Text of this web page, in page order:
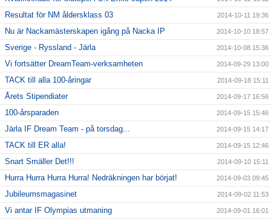
Resultat för NM åldersklass 03 2014-10-11 19:36
Nu är Nackamästerskapen igång på Nacka IP 2014-10-10 18:57
Sverige - Ryssland - Järla 2014-10-08 15:36
Vi fortsätter DreamTeam-verksamheten 2014-09-29 13:00
TACK till alla 100-åringar 2014-09-18 15:11
Årets Stipendiater 2014-09-17 16:56
100-årsparaden 2014-09-15 15:46
Järla IF Dream Team - på torsdag... 2014-09-15 14:17
TACK till ER alla! 2014-09-15 12:46
Snart Smäller Det!!! 2014-09-10 15:11
Hurra Hurra Hurra Hurra! Nedräkningen har börjat! 2014-09-03 09:45
Jubileumsmagasinet 2014-09-02 11:53
Vi antar IF Olympias utmaning 2014-09-01 16:01